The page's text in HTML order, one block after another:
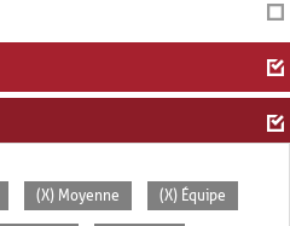
(X) Moyenne (X) Équipe